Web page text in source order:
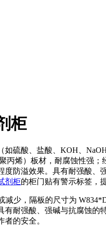
柜
硫酸、盐酸、KOH、
丙烯）板材，耐腐蚀性强
防溢效果。具有耐强酸、
剂柜的柜门贴有警示标签，
少，隔板的尺寸为
有耐强酸、强碱与抗腐蚀的
的安全。